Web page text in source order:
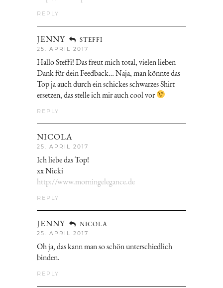
REPLY
JENNY STEFFI
25. APRIL 2017
Hallo Steffi! Das freut mich total, vielen lieben
Dank für dein Feedback… Naja, man könnte das
Top ja auch durch ein schickes schwarzes Shirt
ersetzen, das stelle ich mir auch cool vor
REPLY
NICOLA
25. APRIL 2017
Ich liebe das Top!
xx Nicki
http://www.morningelegance.de
REPLY
JENNY NICOLA
25. APRIL 2017
Oh ja, das kann man so schön unterschiedlich
binden.
REPLY